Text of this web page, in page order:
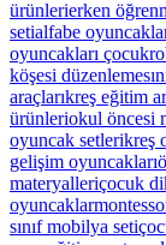
ürünlerierken
setialfabe
oyuncakları çocuk
köşesi düzenleme
araçlarıkreş eğitim
ürünleriokul öncesi
oyuncak setlerikreş
gelişim oyuncakları
materyalleriçocuk
oyuncaklar
sınıf mobilya seti